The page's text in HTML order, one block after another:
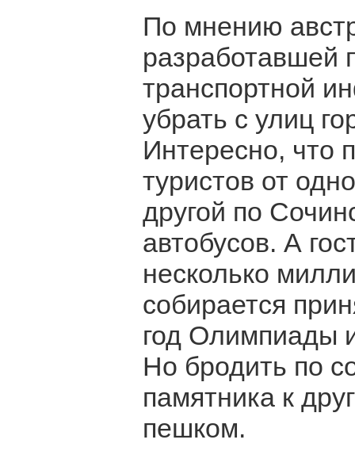
По мнению
разработавшей
транспортной
убрать с улиц
Интересно, что
туристов от
другой по
автобусов. А
несколько
собирается
год Олимпиады
Но бродить по
памятника к
пешком.